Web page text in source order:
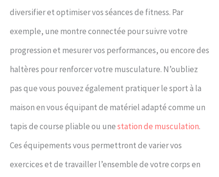
diversifier et optimiser vos séances de fitness. Par
exemple, une montre connectée pour suivre votre
progression et mesurer vos performances, ou encore des
haltères pour renforcer votre musculature. N’oubliez
pas que vous pouvez également pratiquer le sport à la
maison en vous équipant de matériel adapté comme un
tapis de course pliable ou unestation de musculation.
Ces équipements vous permettront de varier vos
exercices et de travailler l’ensemble de votre corps en